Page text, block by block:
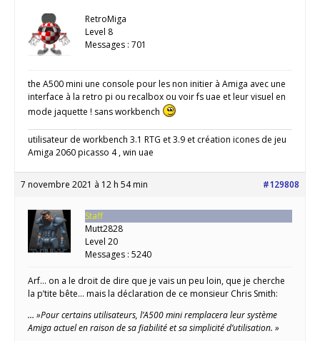
RetroMiga
Level 8
Messages : 701
the A500 mini une console pour les non initier à Amiga avec une
interface à la retro pi ou recalbox ou voir fs uae et leur visuel en
mode jaquette ! sans workbench
utilisateur de workbench 3.1 RTG et 3.9 et création icones de jeu
Amiga 2060 picasso 4 , win uae
7 novembre 2021 à 12 h 54 min #129808
Staff
Mutt2828
Level 20
Messages : 5240
Arf… on a le droit de dire que je vais un peu loin, que je cherche
la p’tite bête… mais la déclaration de ce monsieur Chris Smith:
… »Pour certains utilisateurs, l’A500 mini remplacera leur système
Amiga actuel en raison de sa fiabilité et sa simplicité d’utilisation. »